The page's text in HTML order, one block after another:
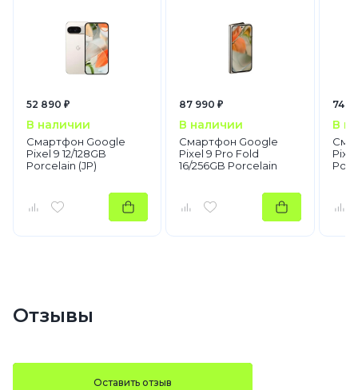
52 890 ₽
В наличии
Смартфон Google
Pixel 9 12/128GB
Porcelain (JP)
87 990 ₽
В наличии
Смартфон Google
Pixel 9 Pro Fold
16/256GB Porcelain
74
В
Отзывы
Оставить отзыв